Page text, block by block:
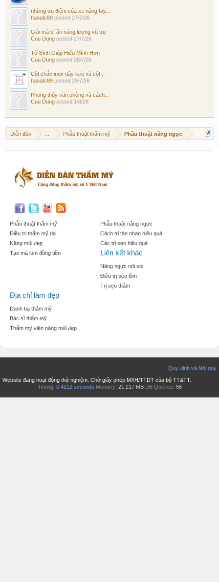
những ưu điểm của xe nâng tay...
hanatc89 posted 27/7/26
Giải mã bí ẩn năng lượng vũ trụ
Cuu Dung posted 27/7/26
Tử Bình Giúp Hiểu Mình Hơn
Cuu Dung posted 28/7/26
Cột chắn inox dây kéo và cột...
hanatc89 posted 29/7/26
Phong thủy văn phòng và cách...
Cuu Dung posted 1/8/26
Diễn đàn Phẫu thuật thẩm mỹ Phẫu thuật nâng ngực
Phẫu thuật thẩm mỹ
Điều trị thẩm mỹ da
Nâng mũi đẹp
Tạo mà lúm đồng tiền
Phẫu thuật nâng ngực
Cách trị tàn nhan hiệu quả
Các trị sẹo hiệu quả
Liên kết khác
Nâng ngực nội soi
Điều trị sẹo lõm
Trị sẹo thâm
Địa chỉ làm đẹp
Danh bạ thẩm mỹ
Bác sĩ thẩm mỹ
Thẩm mỹ viện nâng mũi đẹp
Quy định và Nội quy
Website đang hoạt động thử nghiệm. Chờ giấy phép MXH/TTDT của bộ TT&TT.
Timing: 0.4212 seconds Memory: 21.217 MB DB Queries: 56